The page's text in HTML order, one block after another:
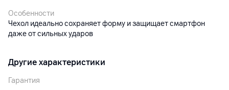
Особенности
Чехол идеально сохраняет форму и защищает смартфон
даже от сильных ударов
Другие характеристики
Гарантия